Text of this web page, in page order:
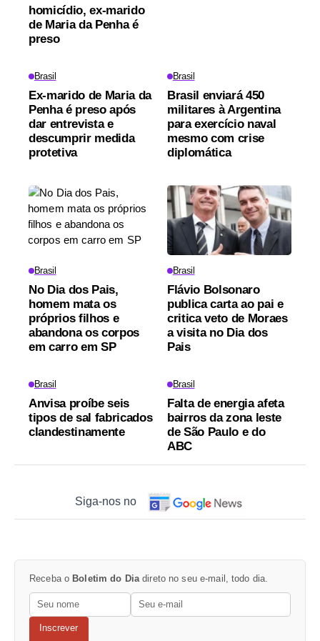
homicídio, ex-marido
de Maria da Penha é
preso
Brasil
Ex-marido de Maria da
Penha é preso após
dar entrevista e
descumprir medida
protetiva
Brasil
Brasil enviará 450
militares à Argentina
para exercício naval
mesmo com crise
diplomática
Brasil
No Dia dos Pais,
homem mata os
próprios filhos e
abandona os corpos
em carro em SP
Brasil
Flávio Bolsonaro
publica carta ao pai e
critica veto de Moraes
a visita no Dia dos
Pais
Brasil
Anvisa proíbe seis
tipos de sal fabricados
clandestinamente
Brasil
Falta de energia afeta
bairros da zona leste
de São Paulo e do
ABC
Siga-nos no
Receba o Boletim do Diadireto no seu e-mail, todo dia.
Inscrever